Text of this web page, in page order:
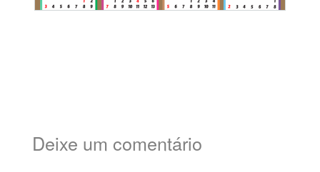
Deixe um comentário